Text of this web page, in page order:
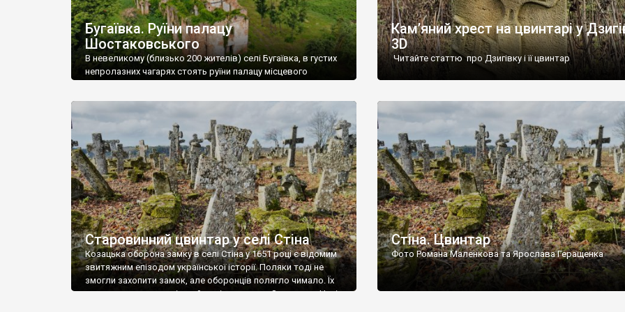
Бугаївка. Руїни палацу
Шостаковського
В невеликому (близько 200 жителів) селі Бугаївка, в густих
непролазних чагарях стоять руїни палацу місцевого
потім клуб, ще пізніше – гуртожиток. У 60-х роках минулого
століття тут розмістили туберкульозну лікарню. Коли із
палацу виїхала лікарня – ми точно не […]
Кам’яний хрест на цвинтарі у
3D
Читайте статтю про Дзигівку і її цвинтар
Старовинний цвинтар у селі Стіна
Козацька оборона замку в селі Стіна у 1651 році є відомим
звитяжним епізодом української історії. Поляки тоді не
змогли захопити замок, але оборонців полягло чимало. Їх
поховали на цвинтарі, який тоді називався Замковим. Нині
Стіна. Цвинтар
Фото Романа Маленкова та Ярослава Геращенка